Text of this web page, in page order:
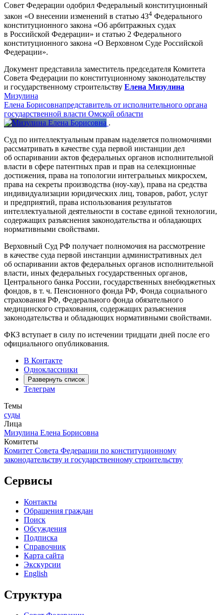
Совет Федерации одобрил Федеральный конституционный
закон «О внесении изменений в статью 434 Федерального
конституционного закона «Об арбитражных судах
в Российской Федерации» и статью 2 Федерального
конституционного закона «О Верховном Суде Российской
Федерации».
Документ представила заместитель председателя Комитета
Совета Федерации по конституционному законодательству
и государственному строительству Елена Мизулина
Мизулина
Елена Борисовнапредставитель от исполнительного органа
государственной власти Омской области
.
Суд по интеллектуальным правам наделяется полномочиями
рассматривать в качестве суда первой инстанции дел
об оспаривании актов федеральных органов исполнительной
власти в сфере патентных прав и прав на селекционные
достижения, права на топологии интегральных микросхем,
права на секреты производства (ноу-хау), права на средства
индивидуализации юридических лиц, товаров, работ, услуг
и предприятий, права использования результатов
интеллектуальной деятельности в составе единой технологии,
содержащих разъяснения законодательства и обладающих
нормативными свойствами.
Верховный Суд РФ получает полномочия на рассмотрение
в качестве суда первой инстанции административных дел
об оспаривании актов федеральных органов исполнительной
власти, иных федеральных государственных органов,
Центрального банка России, государственных внебюджетных
фондов, в т. ч. Пенсионного фонда РФ, Фонда социального
страхования РФ, Федерального фонда обязательного
медицинского страхования, содержащих разъяснения
законодательства и обладающих нормативными свойствами.
ФКЗ вступает в силу по истечении тридцати дней после его
официального опубликования.
В Контакте
Одноклассники
Развернуть список
Телеграм
Темы
суды
Лица
Мизулина Елена Борисовна
Комитеты
Комитет Совета Федерации по конституционному
законодательству и государственному строительству
Сервисы
Контакты
Обращения граждан
Поиск
Обсуждения
Подписка
Справочник
Карта сайта
Экскурсии
English
Структура